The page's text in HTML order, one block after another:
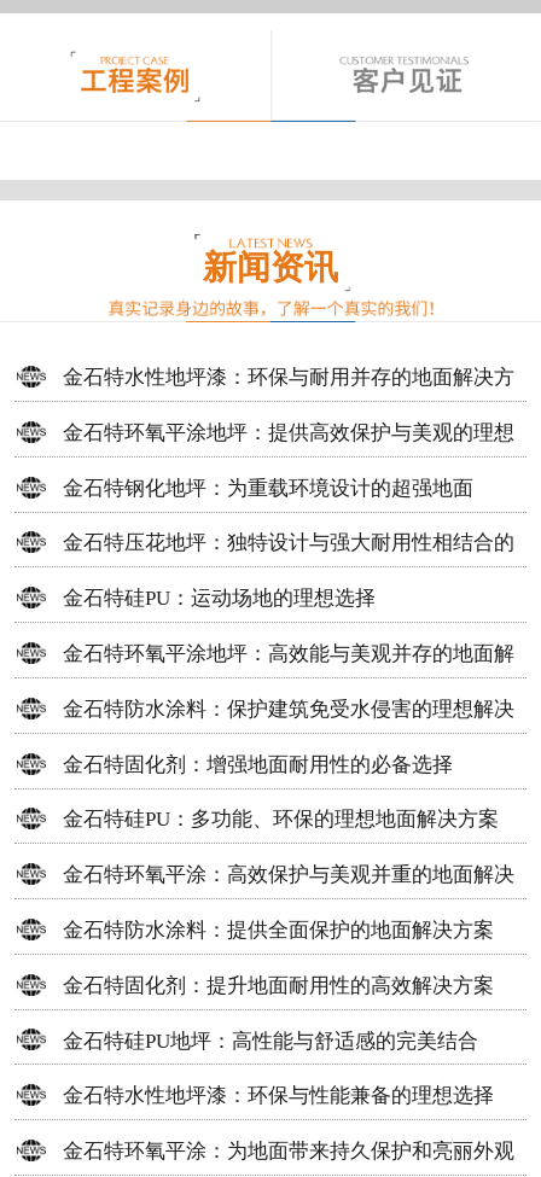
新闻资讯
金石特水性地坪漆：环保与耐用并存的地面解决方
案
金石特环氧平涂地坪：提供高效保护与美观的理想
选择
金石特钢化地坪：为重载环境设计的超强地面
金石特压花地坪：独特设计与强大耐用性相结合的
地面材料
金石特硅PU：运动场地的理想选择
金石特环氧平涂地坪：高效能与美观并存的地面解
决方案
金石特防水涂料：保护建筑免受水侵害的理想解决
方案
金石特固化剂：增强地面耐用性的必备选择
金石特硅PU：多功能、环保的理想地面解决方案
金石特环氧平涂：高效保护与美观并重的地面解决
方案
金石特防水涂料：提供全面保护的地面解决方案
金石特固化剂：提升地面耐用性的高效解决方案
金石特硅PU地坪：高性能与舒适感的完美结合
金石特水性地坪漆：环保与性能兼备的理想选择
金石特环氧平涂：为地面带来持久保护和亮丽外观